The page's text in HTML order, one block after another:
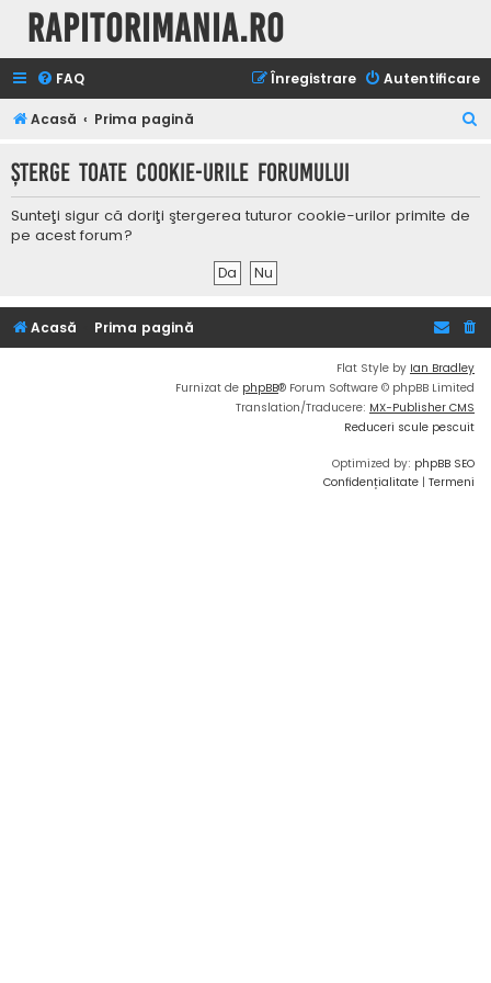
Rapitorimania.ro
FAQ Autentificare
Înregistrare
Acasă Prima pagină
t
Şterge toate cookie-urile forumului
Sunteţi sigur că doriţi ştergerea tuturor cookie-urilor primite de
pe acest forum?
Acasă Prima pagină
Flat Style by Ian Bradley
Furnizat de phpBB® Forum Software © phpBB Limited
Translation/Traducere: MX-Publisher CMS
Reduceri scule pescuit
Optimized by: phpBB SEO
Confidențialitate | Termeni